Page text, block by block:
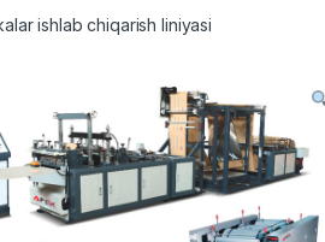
ishlab chiqarish liniyasi